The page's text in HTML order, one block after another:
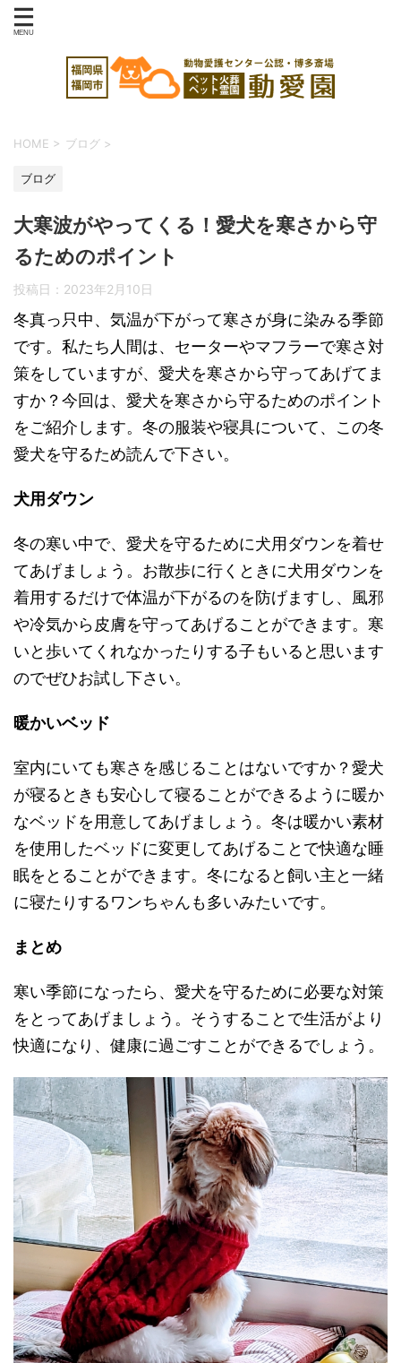
HOME > ブログ >
ブログ
大寒波がやってくる！愛犬を寒さから守
るためのポイント
投稿日： 2023年2月10日
冬真っ只中、気温が下がって寒さが身に染みる季節
です。私たち人間は、セーターやマフラーで寒さ対
策をしていますが、愛犬を寒さから守ってあげてま
すか？今回は、愛犬を寒さから守るためのポイント
をご紹介します。冬の服装や寝具について、この冬
愛犬を守るため読んで下さい。
犬用ダウン
冬の寒い中で、愛犬を守るために犬用ダウンを着せ
てあげましょう。お散歩に行くときに犬用ダウンを
着用するだけで体温が下がるのを防げますし、風邪
や冷気から皮膚を守ってあげることができます。寒
いと歩いてくれなかったりする子もいると思います
のでぜひお試し下さい。
暖かいベッド
室内にいても寒さを感じることはないですか？愛犬
が寝るときも安心して寝ることができるように暖か
なベッドを用意してあげましょう。冬は暖かい素材
を使用したベッドに変更してあげることで快適な睡
眠をとることができます。冬になると飼い主と一緒
に寝たりするワンちゃんも多いみたいです。
まとめ
寒い季節になったら、愛犬を守るために必要な対策
をとってあげましょう。そうすることで生活がより
快適になり、健康に過ごすことができるでしょう。